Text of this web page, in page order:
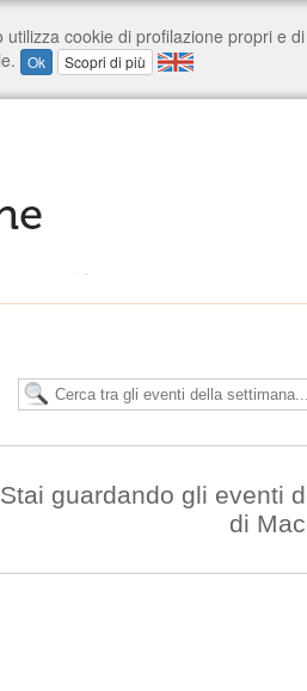
Stai guardando gli eventi
di